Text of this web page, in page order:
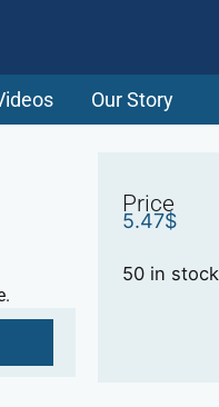
Our Story
Price
5.47$
50 in stock